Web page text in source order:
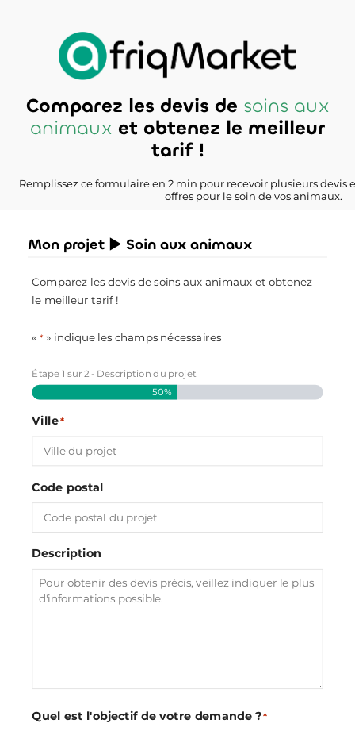
Comparez les devis de soins aux
animaux et obtenez le meilleur
tarif !
Remplissez ce formulaire en 2 min pour recevoir plusieurs devis
offres pour le soin de vos animaux.
Mon projet ► Soin aux animaux
Comparez les devis de soins aux animaux et obtenez
le meilleur tarif !
«* » indique les champs nécessaires
Étape1 sur2 - Description du projet
50%
Ville*
Code postal
Description
Quel est l'objectif de votre demande ?*